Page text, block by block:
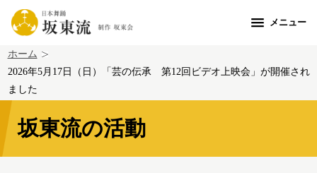
メニュー
ホーム
2026年5月17日（日）「芸の伝承 第12回ビデオ上映会」が開催され
ました
坂東流の活動